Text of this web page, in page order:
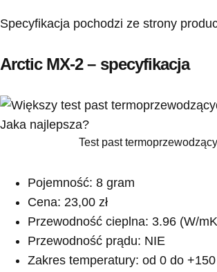
Specyfikacja pochodzi ze strony
Arctic MX-2 – specyfikacja
Test past
Pojemność: 8 gram
Cena: 23,00 zł
Przewodność cieplna: 3.96 (W/
Przewodność prądu: NIE
Zakres temperatury: od 0 do +150